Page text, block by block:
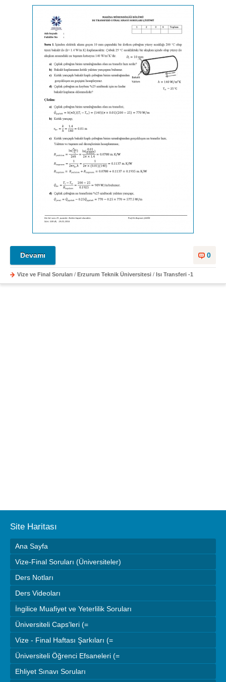
0
Devamı
Vize ve Final Soruları / Erzurum Teknik Üniversitesi / Isı Transferi -1
Site Haritası
Ana Sayfa
Vize-Final Soruları (Üniversiteler)
Ders Notları
Ders Videoları
İngilice Muafiyet ve Yeterlilik Soruları
Üniversiteli Caps'leri (=
Vize - Final Haftası Şarkıları (=
Üniversiteli Öğrenci Efsaneleri (=
Ehliyet Sınavı Soruları